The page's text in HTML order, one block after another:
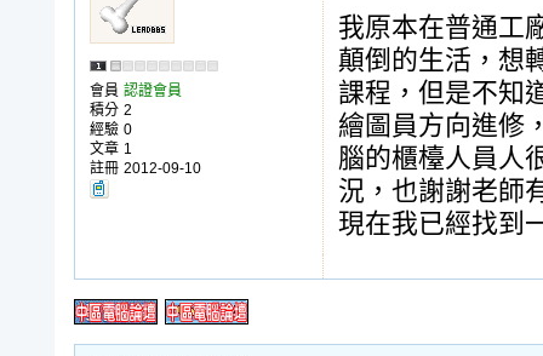
會員 認證會員
積分 2
經驗 0
文章 1
註冊 2012-09-10
我原本在普通工
顛倒的生活，想
課程，但是不知
繪圖員方向進修
腦的櫃檯人員人
況，也謝謝老師
現在我已經找到